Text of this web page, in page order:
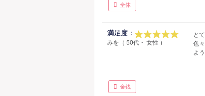
全体
満足度：
みを（ 50代・ 女性 ）
と
色
よ
金銭